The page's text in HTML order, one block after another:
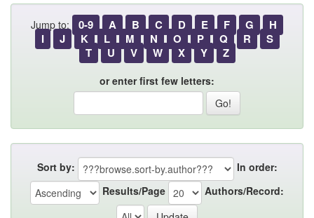
Jump to: 0-9 A B C D E F G
H
I
J K L M N O P Q R
S
T
U V W X Y Z
or enter first few letters:
Sort by:
In order:
Results/Page
Authors/Record: